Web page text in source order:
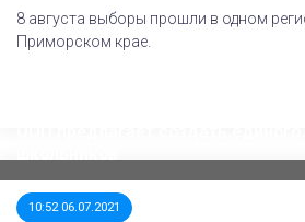
8 августа выборы прошли в одном
Приморском крае.
10:52 06.07.2021